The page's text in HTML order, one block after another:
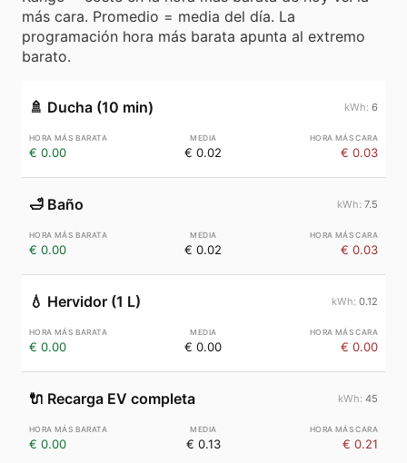
más cara. Promedio = media del día. La
programación hora más barata apunta al extremo
barato.
🚿 Ducha (10 min) 6
€ 0.00 € 0.02 € 0.03
🛁 Baño 7.5
€ 0.00 € 0.02 € 0.03
💧 Hervidor (1 L) 0.12
€ 0.00 € 0.00 € 0.00
🔌 Recarga EV completa 45
€ 0.00 € 0.13 € 0.21